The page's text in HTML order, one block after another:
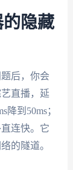
隐藏
后，你会
直播，延
到50ms；
连快。它
的隧道。